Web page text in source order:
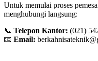
Untuk memulai proses
menghubungi langsung:
📞 Telepon Kantor: (021)
📧 Email: